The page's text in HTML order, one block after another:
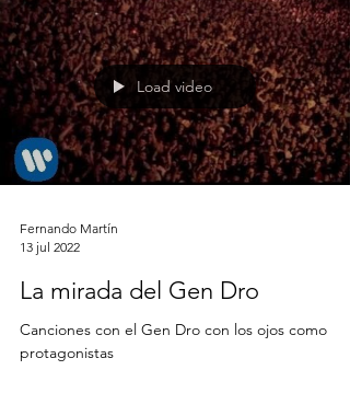
Load video
Fernando Martín
13 jul 2022
La mirada del Gen Dro
Canciones con el Gen Dro con los ojos como
protagonistas